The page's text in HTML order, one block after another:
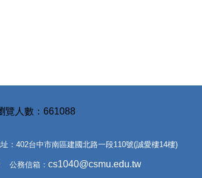
661088
402台中市南區建國北路一段110號(誠愛樓14樓)
公務信箱： cs1040@csmu.edu.tw